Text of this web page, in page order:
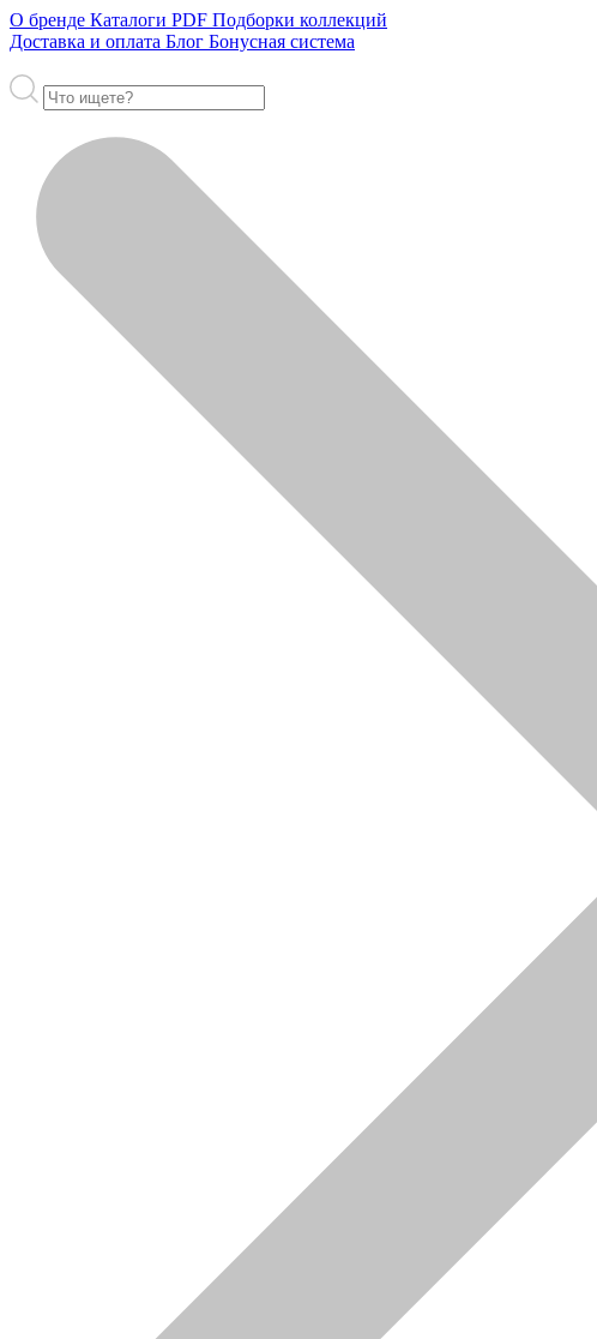
О бренде Каталоги PDF Подборки коллекций
Доставка и оплата Блог Бонусная система